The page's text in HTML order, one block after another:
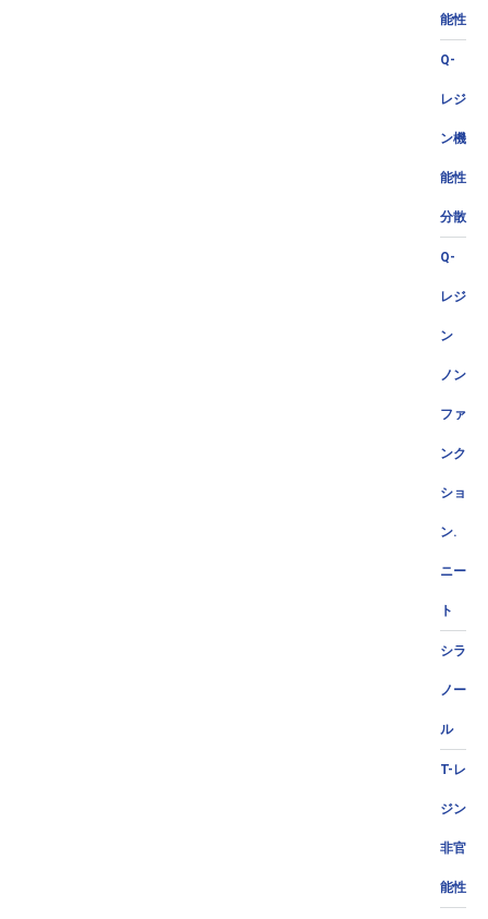
能性
Q-
レジ
ン機
能性
分散
Q-
レジ
ン
ノン
ファ
ンク
ショ
ン.
ニー
ト
シラ
ノー
ル
T-レ
ジン
非官
能性